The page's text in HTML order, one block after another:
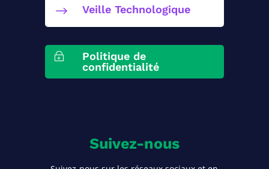
$ Veille Technologique
~
Politique de
confidentialité
Suivez-nous